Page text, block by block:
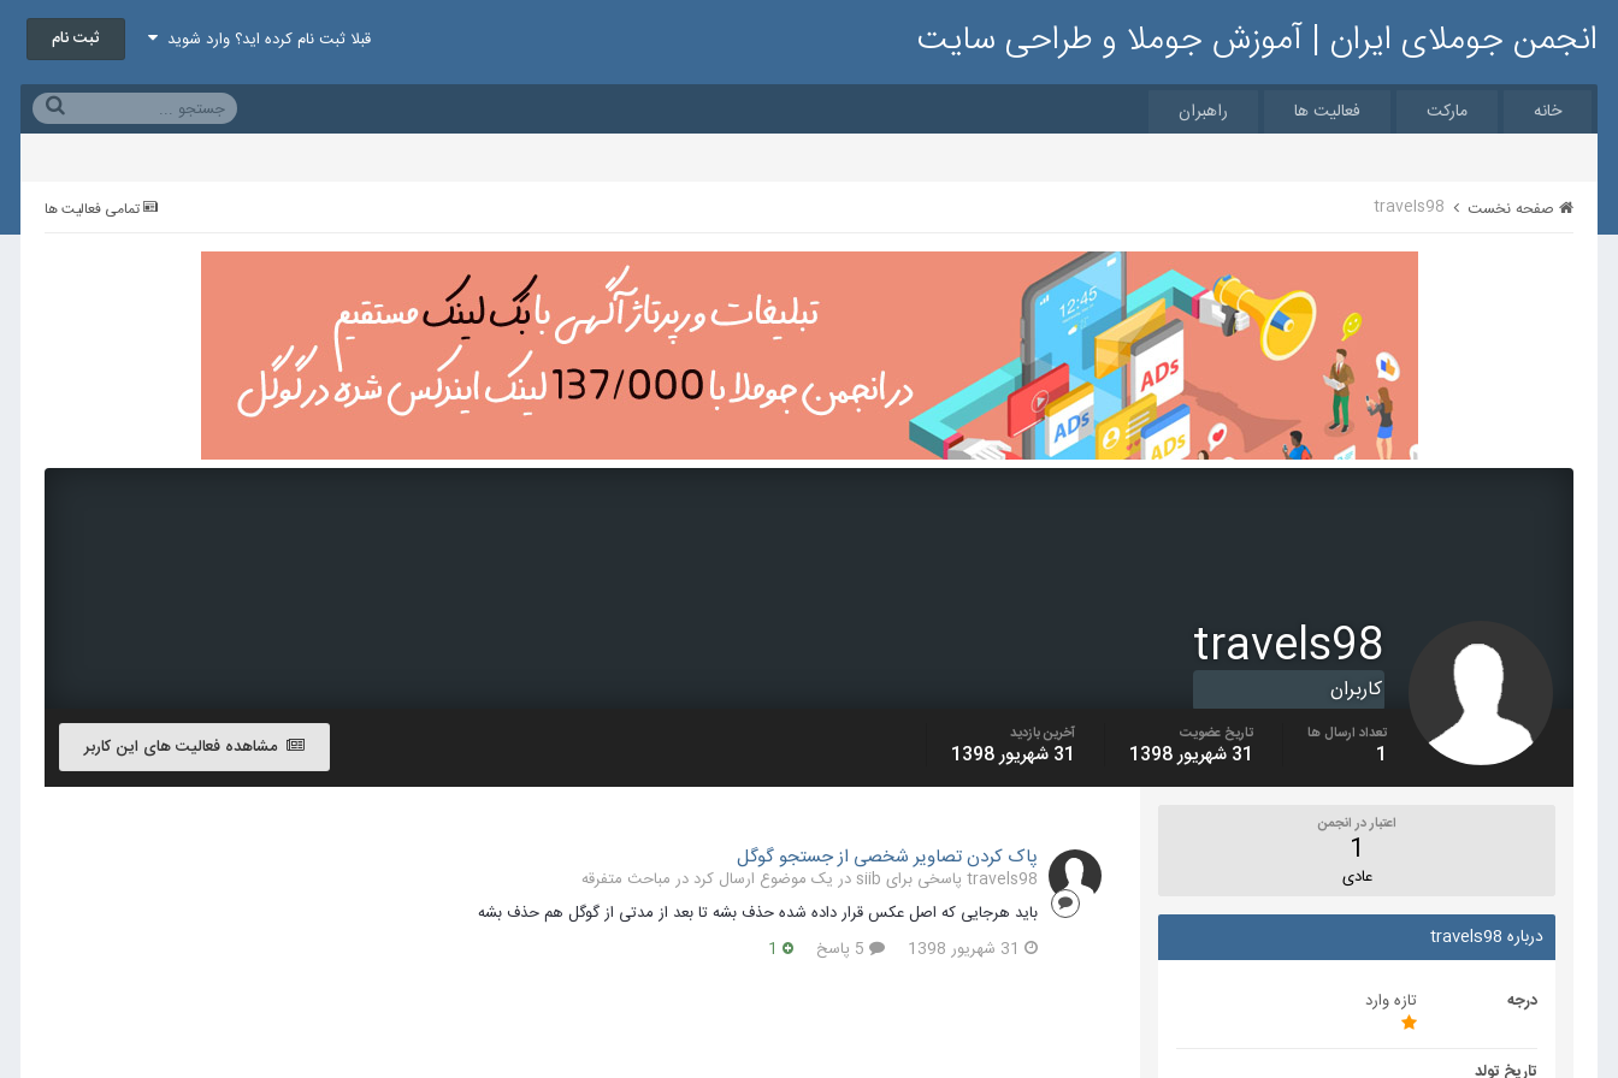
انجمن جوملای ایران | آموزش جوملا و طراحی سایت قبلا ثبت نام کرده اید؟ وارد شوید ثبت نام
خانه مارکت فعالیت ها راهبران
تمامی فعالیت ها صفحه نخست travels98
travels98
کاربران
مشاهده فعالیت های این کاربر تعداد ارسال ها
1
تاریخ عضویت
31 شهریور 1398
آخرین بازدید
31 شهریور 1398
اعتبار در انجمن
1
عادی
درباره travels98
درجه تازه وارد
تاریخ تولد
پاک کردن تصاویر شخصی از جستجو گوگل
travels98 پاسخی برای siib در یک موضوع ارسال کرد در
مباحث متفرقه
باید هرجایی که اصل عکس قرار داده شده حذف بشه تا بعد از مدتی از گوگل هم حذف بشه
31 شهریور 1398